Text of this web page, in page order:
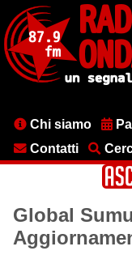
contenuto
principale
MenuChi siamo
Contatti
Global